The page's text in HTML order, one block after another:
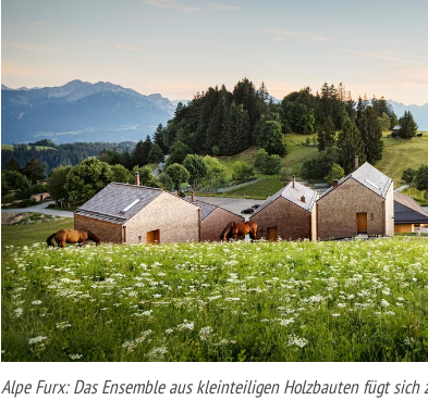
Alpe Furx: Das Ensemble aus kleinteiligen Holzbauten fügt